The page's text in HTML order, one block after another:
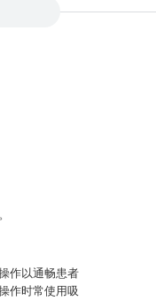
作以通畅患者
作时常使用吸